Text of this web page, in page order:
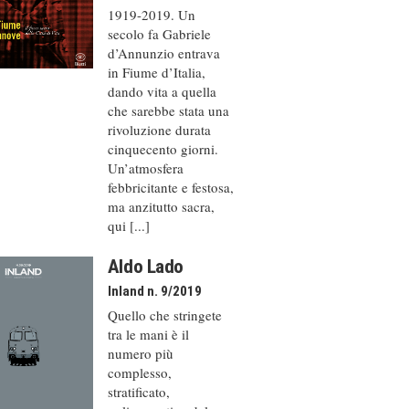
1919-2019. Un
secolo fa Gabriele
d’Annunzio entrava
in Fiume d’Italia,
dando vita a quella
che sarebbe stata una
rivoluzione durata
cinquecento giorni.
Un’atmosfera
febbricitante e festosa,
ma anzitutto sacra,
qui [...]
Aldo Lado
Inland n. 9/2019
Quello che stringete
tra le mani è il
numero più
complesso,
stratificato,